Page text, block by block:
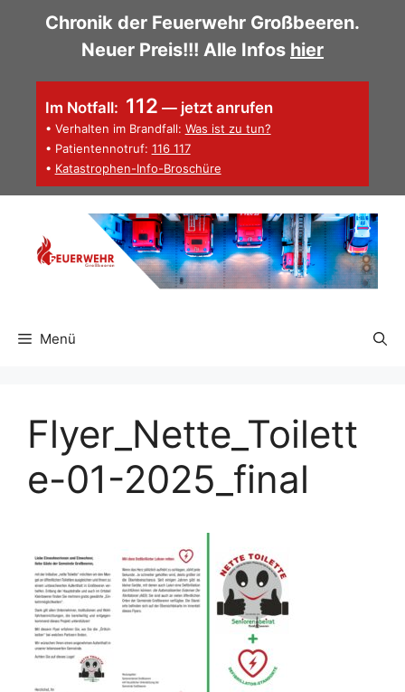
Chronik der Feuerwehr Großbeeren.
Neuer Preis!!! Alle Infos hier
Im Notfall: 112 — jetzt anrufen
• Verhalten im Brandfall: Was ist zu tun?
• Patientennotruf: 116 117
• Katastrophen-Info-Broschüre
Menü
Flyer_Nette_Toilett
e-01-2025_final